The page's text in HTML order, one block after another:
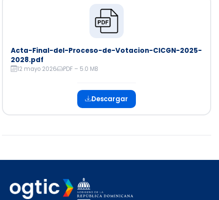
Acta-Final-del-Proceso-de-Votacion-CICGN-2025-
2028.pdf
12 mayo 2026 PDF – 5.0 MB
Descargar